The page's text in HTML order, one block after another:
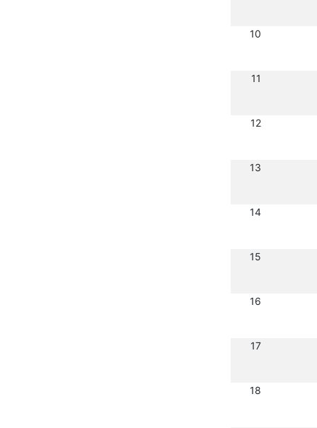
10
11
12
13
14
15
16
17
18